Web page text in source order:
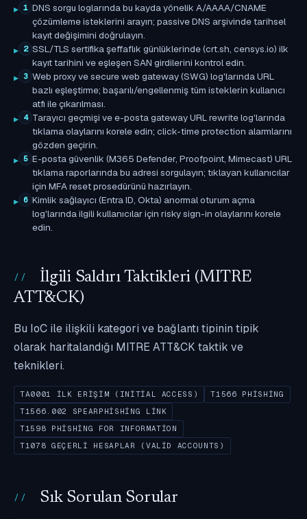
1 DNS sorgu loglarında bu kayda yönelik A/AAAA/CNAME
çözümleme isteklerini arayın; passive DNS arşivinde tarihsel
kayıt değişimini doğrulayın.
2 SSL/TLS sertifika şeffaflık günlüklerinde (crt.sh, censys.io) ilk
kayıt tarihini ve eşleşen SAN girdilerini kontrol edin.
3 Web proxy ve secure web gateway (SWG) log'larında URL
bazlı eşleştirme; başarılı/engellenmiş tüm isteklerin kullanıcı
atfı ile çıkarılması.
4 Tarayıcı geçmişi ve e-posta gateway URL rewrite log'larında
tıklama olaylarını korele edin; click-time protection alarmlarını
gözden geçirin.
5 E-posta güvenlik (M365 Defender, Proofpoint, Mimecast) URL
tıklama raporlarında bu adresi sorgulayın; tıklayan kullanıcılar
için MFA reset prosedürünü hazırlayın.
6 Kimlik sağlayıcı (Entra ID, Okta) anormal oturum açma
log'larında ilgili kullanıcılar için risky sign-in olaylarını korele
edin.
İlgili Saldırı Taktikleri (MITRE
ATT&CK)
Bu IoC ile ilişkili kategori ve bağlantı tipinin tipik
olarak haritalandığı MITRE ATT&CK taktik ve
teknikleri.
TA0001 İLK ERIŞIM (INITIAL ACCESS)
T1566 PHISHING
T1566.002 SPEARPHISHING LINK
T1598 PHISHING FOR INFORMATION
T1078 GEÇERLI HESAPLAR (VALID ACCOUNTS)
Sık Sorulan Sorular